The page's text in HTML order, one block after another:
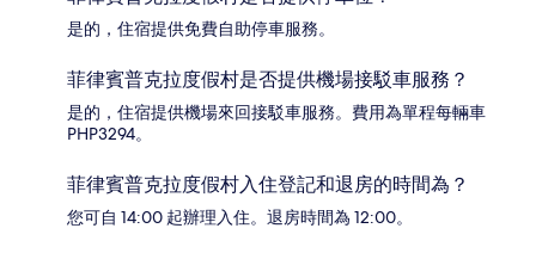
是的，住宿提供免費自助停車服務。
菲律賓普克拉度假村是否提供機場接駁車服務？
是的，住宿提供機場來回接駁車服務。費用為單程每輛車
PHP3294。
菲律賓普克拉度假村入住登記和退房的時間為？
您可自 14:00 起辦理入住。退房時間為 12:00。